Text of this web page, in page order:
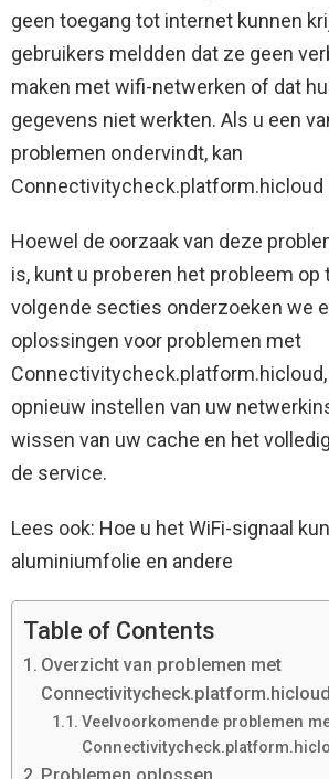
geen toegang tot internet kunnen
gebruikers meldden dat ze geen
maken met wifi-netwerken of dat
gegevens niet werkten. Als u een
problemen ondervindt, kan
Connectivitycheck.platform.hicloud
Hoewel de oorzaak van deze
is, kunt u proberen het probleem op
volgende secties onderzoeken we
oplossingen voor problemen met
opnieuw instellen van uw
wissen van uw cache en het
de service.
Lees ook: Hoe u het WiFi-signaal
aluminiumfolie en andere
Table of Contents
Overzicht van problemen met
Connectivitycheck.platform.hicloud
Veelvoorkomende problemen